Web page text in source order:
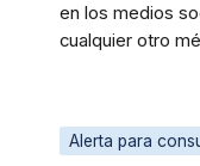
en los medios
cualquier otro
Alerta para